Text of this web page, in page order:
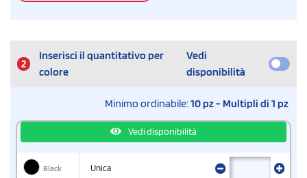
2
Inserisci il quantitativo per
colore
Vedi
disponibilità
Minimo ordinabile:10 pz - Multipli di 1 pz
Vedi disponibilità
Black Unica